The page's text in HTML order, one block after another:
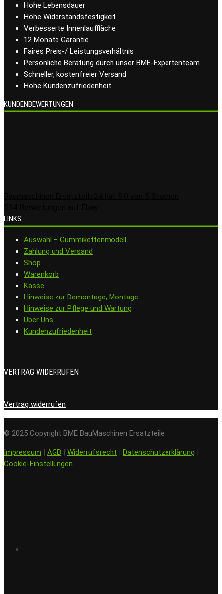
Hohe Lebensdauer
Hohe Widerstandsfestigkeit
Verbesserte Innenlauffläche
12 Monate Garantie
Faires Preis-/ Leistungsverhältnis
Persönliche Beratung durch unser BME-Expertenteam
Schneller, kostenfreier Versand
Hohe Kundenzufriedenheit
KUNDENBEWERTUNGEN
LINKS
Auswahl – Gummikettenmodell
Zahlung und Versand
Shop
Warenkorb
Kasse
Hinweise zur Demontage, Montage
Hinweise zur Pflege und Wartung
Über Uns
Kundenzufriedenheit
VERTRAG WIDERRUFEN
Vertrag widerrufen
© 2025 Copyright BME BauMaschinen Ersatzteile
Impressum | AGB | Widerrufsrecht | Datenschutzerklärung |
Cookie-Einstellungen